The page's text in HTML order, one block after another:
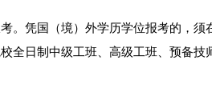
。凭国（境）外学历学位报考的，
全日制中级工班、高级工班、预备